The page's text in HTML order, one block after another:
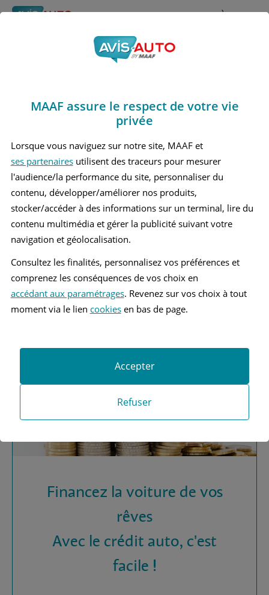
Rechercher À propos
Obtenir un devis d'assurance auto MAAF
Avis Nissan 200sx
NISSAN 200SX 1 COUPÉ
Vous recherchez une
assurance automobile ?
Obtenez vos devis MAAF
Financez la voiture de vos
rêves
Avec le crédit auto, c'est
facile !
MAAF assure le respect de votre vie
privée
Lorsque vous naviguez sur notre site, MAAF et
ses partenairesutilisent des traceurs pour mesurer
l'audience/la performance du site, personnaliser du
contenu, développer/améliorer nos produits,
stocker/accéder à des informations sur un terminal, lire du
contenu multimédia et gérer la publicité suivant votre
navigation et géolocalisation.
Consultez les finalités, personnalisez vos préférences et
comprenez les conséquences de vos choix en
accédant aux paramétrages. Revenez sur vos choix à tout
moment via le lien cookiesen bas de page.
Refuser
Accepter